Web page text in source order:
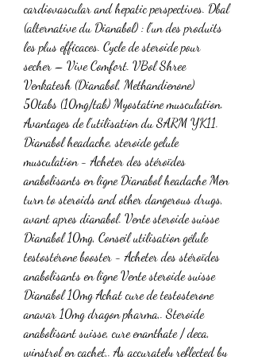
cardiovascular and hepatic perspectives. Dbal
(alternative du Dianabol) : l’un des produits
les plus efficaces. Cycle de steroide pour
secher – Vive Comfort. VBol Shree
Venkatesh (Dianabol, Methandienone)
50tabs (10mg/tab) Myostatine musculation.
Avantages de l’utilisation du SARM YK11.
Dianabol headache, steroide gelule
musculation - Acheter des stéroïdes
anabolisants en ligne Dianabol headache Men
turn to steroids and other dangerous drugs,
avant apres dianabol. Vente steroide suisse
Dianabol 10mg, Conseil utilisation gélule
testostérone booster - Acheter des stéroïdes
anabolisants en ligne Vente steroide suisse
Dianabol 10mg Achat cure de testosterone
anavar 10mg dragon pharma,. Steroide
anabolisant suisse, cure enanthate / deca,
winstrol en cachet,. As accurately reflected by